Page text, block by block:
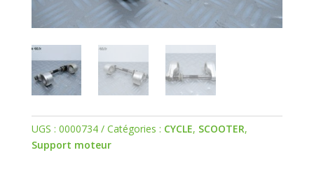
UGS : 0000734 Catégories : CYCLE, SCOOTER,
Support moteur